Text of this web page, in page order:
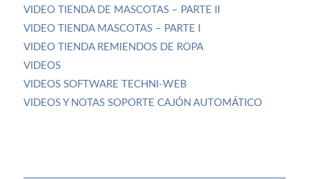
VIDEO TIENDA DE MASCOTAS – PARTE II
VIDEO TIENDA MASCOTAS – PARTE I
VIDEO TIENDA REMIENDOS DE ROPA
VIDEOS
VIDEOS SOFTWARE TECHNI-WEB
VIDEOS Y NOTAS SOPORTE CAJÓN AUTOMÁTICO